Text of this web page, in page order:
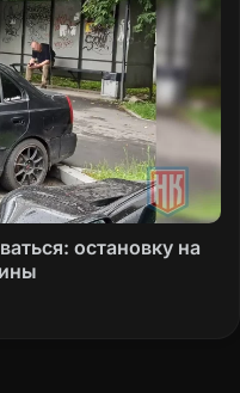
остановку на